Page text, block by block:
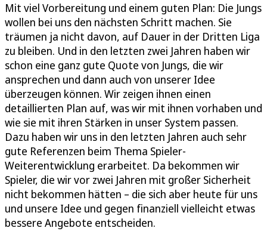
Mit viel Vorbereitung und einem guten Plan: Die Jungs
wollen bei uns den nächsten Schritt machen. Sie
träumen ja nicht davon, auf Dauer in der Dritten Liga
zu bleiben. Und in den letzten zwei Jahren haben wir
schon eine ganz gute Quote von Jungs, die wir
ansprechen und dann auch von unserer Idee
überzeugen können. Wir zeigen ihnen einen
detaillierten Plan auf, was wir mit ihnen vorhaben und
wie sie mit ihren Stärken in unser System passen.
Dazu haben wir uns in den letzten Jahren auch sehr
gute Referenzen beim Thema Spieler-
Weiterentwicklung erarbeitet. Da bekommen wir
Spieler, die wir vor zwei Jahren mit großer Sicherheit
nicht bekommen hätten – die sich aber heute für uns
und unsere Idee und gegen finanziell vielleicht etwas
bessere Angebote entscheiden.